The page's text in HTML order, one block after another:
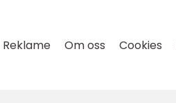
Reklame Om oss Cookies